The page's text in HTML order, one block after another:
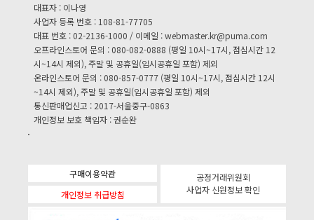
대표자 : 이나영
사업자 등록 번호 : 108-81-77705
대표 번호 : 02-2136-1000 / 이메일 :webmaster.kr@puma.com
오프라인스토어 문의 : 080-082-0888 (평일 10시~17시, 점심시간 12
시~14시 제외), 주말 및 공휴일(임시공휴일 포함) 제외
온라인스토어 문의 : 080-857-0777 (평일 10시~17시, 점심시간 12시
~14시 제외), 주말 및 공휴일(임시공휴일 포함) 제외
통신판매업신고 : 2017-서울중구-0863
개인정보 보호 책임자 : 권순완
구매이용약관
개인정보 취급방침
공정거래위원회
사업자 신원정보 확인